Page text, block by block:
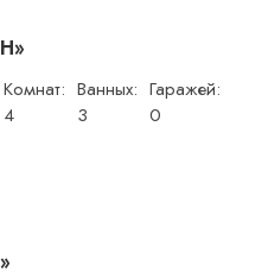
Комнат:
4
Ванных:
3
Гаражей:
0